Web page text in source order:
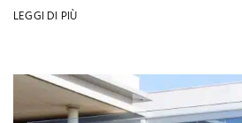
LEGGI DI PIÙ